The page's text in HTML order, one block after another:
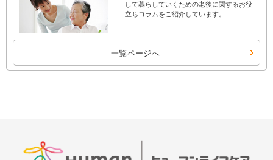
して暮らしていくための老後に関するお役
立ちコラムをご紹介しています。
一覧ページへ